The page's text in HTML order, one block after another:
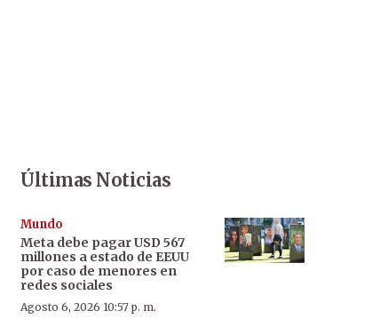
Últimas Noticias
Mundo
Meta debe pagar USD 567
millones a estado de EEUU
por caso de menores en
redes sociales
Agosto 6, 2026 10:57 p. m.